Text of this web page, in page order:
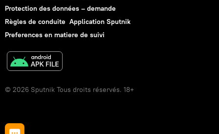
Protection des données – demande
Règles de conduite Application Sputnik
Preferences en matiere de suivi
© 2026 Sputnik Tous droits réservés. 18+